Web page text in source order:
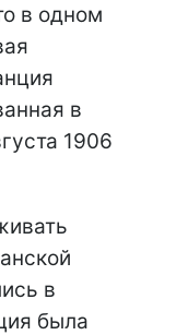
в одном
в
1906
в
была